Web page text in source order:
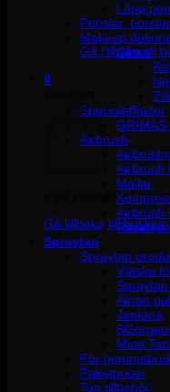
Inga produkter
Gå tillbaka till
0
Inga produkter i
Gå tillbaka till butiken
Läpp
Penslar,
Makeup
Glitter
Specialeffekter
GRIMAS
Airbrush
Airbrush
Mallar
Airbrush
Spraytan
Spraytan
Vätska
Airtan
Jantana
Mine
För
Paketpriser
Tan tillbehör